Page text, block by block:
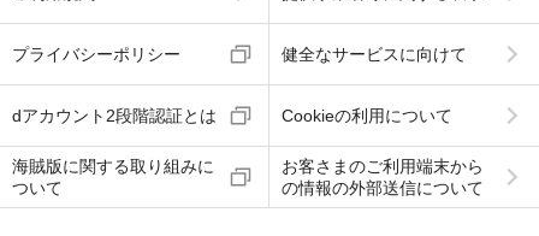
プライバシーポリシー 健全なサービスに向けて
dアカウント2段階認証とは Cookieの利用について
海賊版に関する取り組みに
ついて
お客さまのご利用端末から
の情報の外部送信について